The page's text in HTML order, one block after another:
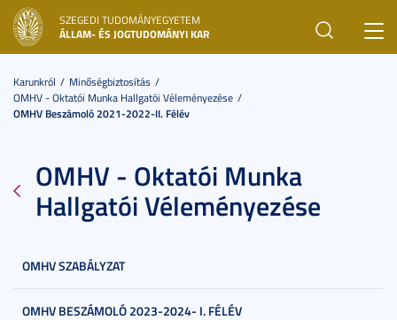
SZEGEDI TUDOMÁNYEGYETEM
ÁLLAM- ÉS JOGTUDOMÁNYI KAR
Karunkról
Minőségbiztosítás
OMHV - Oktatói Munka Hallgatói Véleményezése
OMHV Beszámoló 2021-2022-II. Félév
OMHV - Oktatói Munka
Hallgatói Véleményezése
OMHV SZABÁLYZAT
OMHV BESZÁMOLÓ 2023-2024- I. FÉLÉV